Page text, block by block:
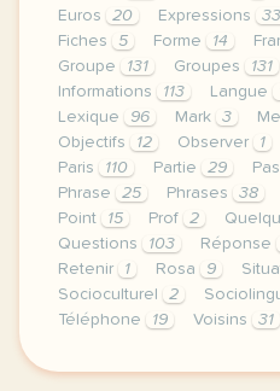
Euros
20 Expressions 33
Fiches
5 Forme 14
Groupe
131 Groupes 131
Informations
113 Langue
Lexique
96 Mark 3
Objectifs
12 Observer 1
Paris
110 Partie 29
Phrase
25 Phrases 38
Point
15 Prof 2 Quelqu
Questions
103 Réponse
Retenir
1 Rosa 9
Socioculturel
2
Téléphone
19 Voisins 31
fiche a1 enseigner